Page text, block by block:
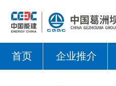
首页 企业推介